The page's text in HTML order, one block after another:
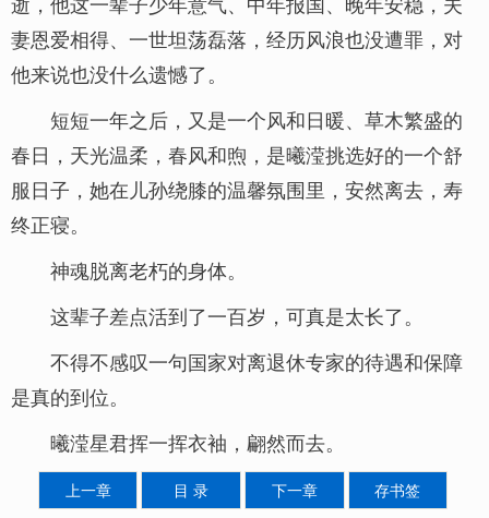
妻恩爱相得、一世坦荡磊落，经历风浪也没遭罪，对
他来说也没什么遗憾了。
短短一年之后，又是一个风和日暖、草木繁盛的
春日，天光温柔，春风和煦，是曦滢挑选好的一个舒
服日子，她在儿孙绕膝的温馨氛围里，安然离去，寿
终正寝。
神魂脱离老朽的身体。
这辈子差点活到了一百岁，可真是太长了。
不得不感叹一句国家对离退休专家的待遇和保障
是真的到位。
曦滢星君挥一挥衣袖，翩然而去。
上一章 目 录 下一章 存书签